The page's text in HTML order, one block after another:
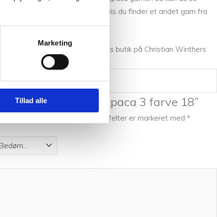
Marketing
Tillad alle
vifte af Isager garner, så hvis du finder et andet garn fra
fingrene, så kom forbi vores butik på Christian Winthers
til at anmelde “Alpaca 3 farve 18”
Krævede felter er markeret med *